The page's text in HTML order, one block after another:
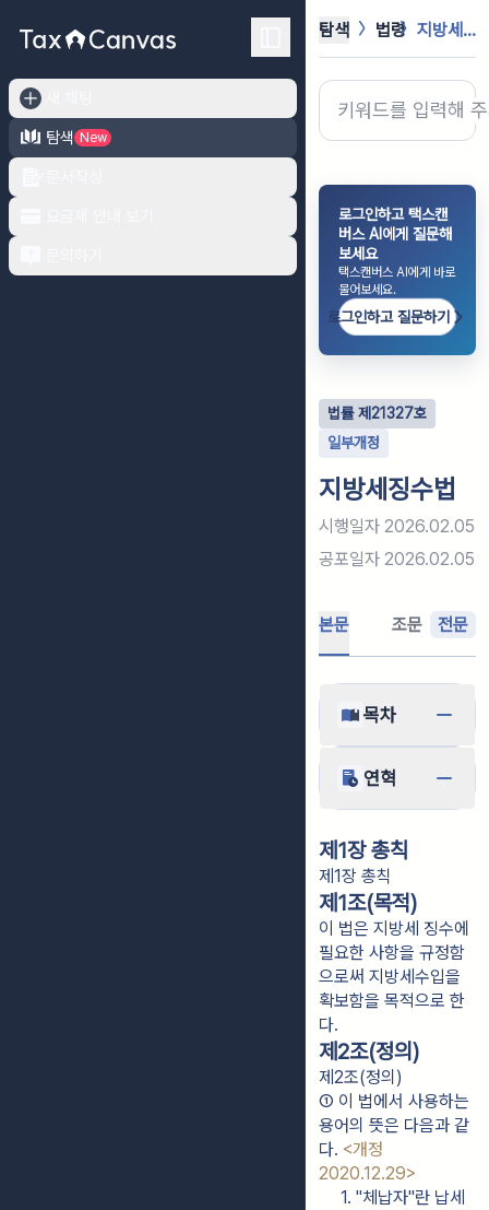
탐색
New
탐색 법령 지방세징수법
로그인하고 택스캔
버스 AI에게 질문해
보세요
택스캔버스 AI에게 바로
물어보세요.
로그인하고 질문하기
법률제 21327호
일부개정
지방세징수법
시행일자 2026.02.05
공포일자 2026.02.05
본문 조문 전문
목차
연혁
제1장 총칙
제1장 총칙
제1조(목적)
이 법은 지방세 징수에
필요한 사항을 규정함
으로써 지방세수입을
확보함을 목적으로 한
다.
제2조(정의)
제2조(정의)
① 이 법에서 사용하는
용어의 뜻은 다음과 같
다. <개정
2020.12.29>
1. "체납자"란 납세